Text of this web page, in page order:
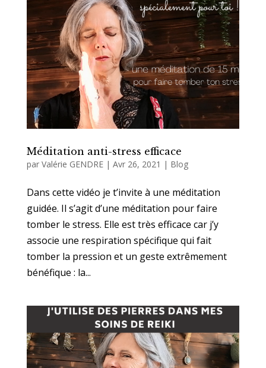
Méditation anti-stress efficace
par Valérie GENDRE| Avr 26, 2021 | Blog
Dans cette vidéo je t’invite à une méditation
guidée. Il s’agit d’une méditation pour faire
tomber le stress. Elle est très efficace car j’y
associe une respiration spécifique qui fait
tomber la pression et un geste extrêmement
bénéfique : la...